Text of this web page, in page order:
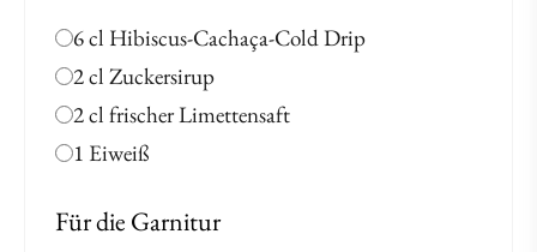
6 cl Hibiscus-Cachaça-Cold Drip
2 cl Zuckersirup
2 cl frischer Limettensaft
1 Eiweiß
Für die Garnitur